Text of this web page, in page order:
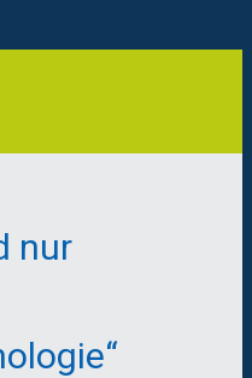
nur